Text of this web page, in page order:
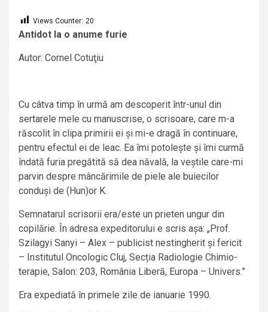
Views Counter: 20
Antidot la o anume furie
Autor: Cornel Cotuţiu
Cu câtva timp în urmă am descoperit într-unul din
sertarele mele cu manuscrise, o scrisoare, care m-a
răscolit în clipa primirii ei și mi-e dragă în continuare,
pentru efectul ei de leac. Ea îmi potolește și îmi curmă
îndată furia pregătită să dea năvală, la veștile care-mi
parvin despre mâncărimile de piele ale buiecilor
conduși de (Hun)or K.
Semnatarul scrisorii era/este un prieten ungur din
copilărie. În adresa expeditorului e scris așa: „Prof.
Szilagyi Sanyi – Alex – publicist nestingherit și fericit
– Institutul Oncologic Cluj, Secția Radiologie Chimio-
terapie, Salon: 203, România Liberă, Europa – Univers.”
Era expediată în primele zile de ianuarie 1990.